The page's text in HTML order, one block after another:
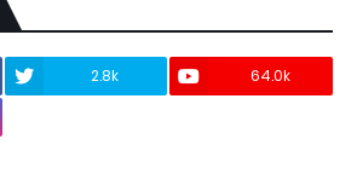
2.8k
64.0k